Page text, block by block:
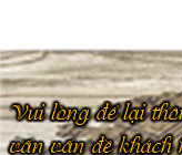
Vui lòng để lại
vấn vấn đề khách